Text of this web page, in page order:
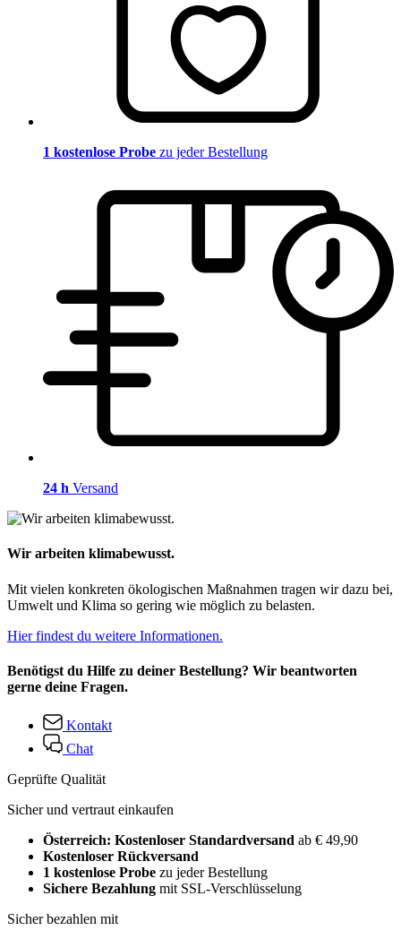
1 kostenlose Probe zu jeder Bestellung
24 h Versand
Wir arbeiten klimabewusst.
Mit vielen konkreten ökologischen Maßnahmen tragen wir dazu bei,
Umwelt und Klima so gering wie möglich zu belasten.
Hier findest du weitere Informationen.
Benötigst du Hilfe zu deiner Bestellung? Wir beantworten
gerne deine Fragen.
Kontakt
Chat
Geprüfte Qualität
Sicher und vertraut einkaufen
Österreich: Kostenloser Standardversand ab € 49,90
Kostenloser Rückversand
1 kostenlose Probe zu jeder Bestellung
Sichere Bezahlung mit SSL-Verschlüsselung
Sicher bezahlen mit